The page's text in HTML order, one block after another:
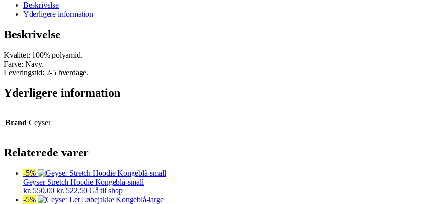
Beskrivelse
Yderligere information
Beskrivelse
Kvalitet: 100% polyamid.
Farve: Navy.
Leveringstid: 2-5 hverdage.
Yderligere information
Brand Geyser
Relaterede varer
-5%
Geyser Stretch Hoodie Kongeblå-small
kr.550,00 Den
oprindelige
kr. 522,50Den
aktuelle
Gå til shop
-5%